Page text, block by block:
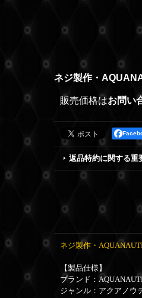
ネジ製作・
販売価格はお問い
返品特約に関する重
ネジ製作・
【製品仕様】
ブランド：
ジャンル：アクアノウ